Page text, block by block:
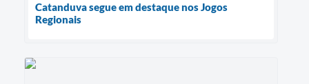
Catanduva segue em destaque nos Jogos
Regionais